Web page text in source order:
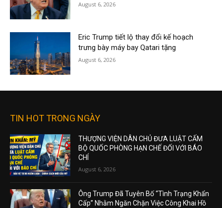
August 6, 2026
Eric Trump tiết lộ thay đổi kế hoạch
trưng bày máy bay Qatari tặng
August 6, 2026
TIN HOT TRONG NGÀY
THƯỢNG VIỆN DÂN CHỦ ĐƯA LUẬT CẤM
BỘ QUỐC PHÒNG HẠN CHẾ ĐỐI VỚI BÁO
CHÍ
August 6, 2026
Ông Trump Đã Tuyên Bố “Tình Trạng Khẩn
Cấp” Nhằm Ngăn Chặn Việc Công Khai Hồ